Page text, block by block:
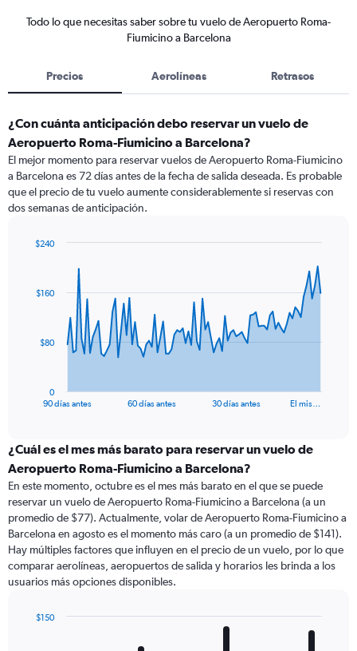
Todo lo que necesitas saber sobre tu vuelo de Aeropuerto Roma-
Fiumicino a Barcelona
Precios Aerolíneas Retrasos
¿Con cuánta anticipación debo reservar un vuelo de
Aeropuerto Roma-Fiumicino a Barcelona?
El mejor momento para reservar vuelos de Aeropuerto Roma-Fiumicino
a Barcelona es 72 días antes de la fecha de salida deseada. Es probable
que el precio de tu vuelo aumente considerablemente si reservas con
dos semanas de anticipación.
data
The
categories.
Range:
91
categories.
The
chart
has
1
Y
axis
values.
90 días antes 60 días antes 30 días antes El mis…
0
$80
$160
$240
¿Cuál es el mes más barato para reservar un vuelo de
Aeropuerto Roma-Fiumicino a Barcelona?
En este momento, octubre es el mes más barato en el que se puede
reservar un vuelo de Aeropuerto Roma-Fiumicino a Barcelona (a un
promedio de $77). Actualmente, volar de Aeropuerto Roma-Fiumicino a
Barcelona en agosto es el momento más caro (a un promedio de $141).
Hay múltiples factores que influyen en el precio de un vuelo, por lo que
comparar aerolíneas, aeropuertos de salida y horarios les brinda a los
usuarios más opciones disponibles.
$150